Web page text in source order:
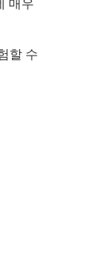
할 수